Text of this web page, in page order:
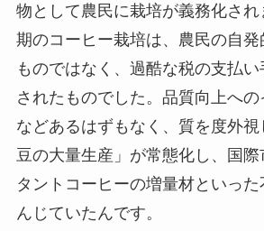
物として農民に栽培が義務化さ
期のコーヒー栽培は、農民の自発
ものではなく、過酷な税の支払い
されたものでした。品質向上へ
などあるはずもなく、質を度外
豆の大量生産」が常態化し、国際
タントコーヒーの増量材といっ
んじていたんです。